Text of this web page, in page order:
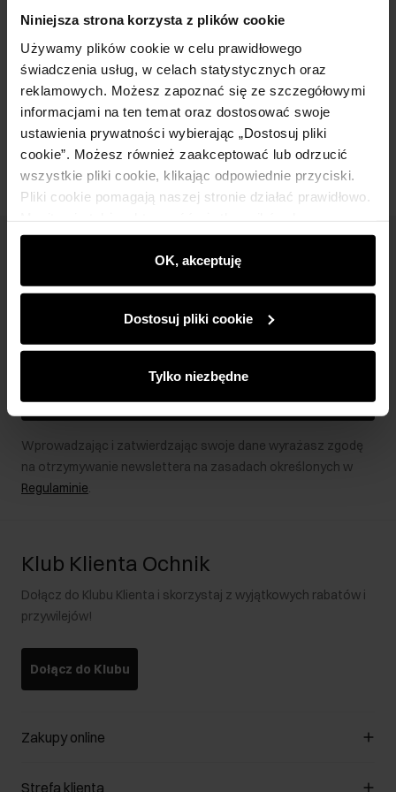
Niniejsza strona korzysta z plików cookie
Używamy plików cookie w celu prawidłowego
świadczenia usług, w celach statystycznych oraz
reklamowych. Możesz zapoznać się ze szczegółowymi
informacjami na ten temat oraz dostosować swoje
ustawienia prywatności wybierając „Dostosuj pliki
cookie”. Możesz również zaakceptować lub odrzucić
wszystkie pliki cookie, klikając odpowiednie przyciski.
Pliki cookie pomagają naszej stronie działać prawidłowo.
wyświetlać im dopasowane do ich preferencji treści,
rekomendacje oraz komunikaty reklamowe informujące o
najnowszych promocjach w e-sklepie. Informacje o tym,
partnerom społecznościowym, reklamowym i
analitycznym. Partnerzy mogą połączyć te informacje z
podczas korzystania z ich usług.
OK, akceptuję
Dostosuj pliki cookie
Tylko niezbędne
Szczegóły
Skład i wymiary
Opinie
Bądź na bieżąco z nowościami i promocjami!
Zapisz się
Wprowadzając i zatwierdzając swoje dane wyrażasz zgodę
na otrzymywanie newslettera na zasadach określonych w
Regulaminie.
Klub Klienta Ochnik
Dołącz do Klubu Klienta i skorzystaj z wyjątkowych rabatów i
przywilejów!
Dołącz do Klubu
Zakupy online
Zarządzaj cookies
Strefa klienta